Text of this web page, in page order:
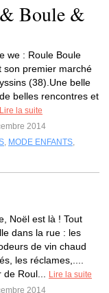
& Boule &
we : Roule Boule
son premier marché
(38).Une belle
belles rencontres et
Lire la suite
2014
, MODE ENFANTS,
Noël est là ! Tout
dans la rue : les
de vin chaud
les réclames,....
Roul...
Lire la suite
2014